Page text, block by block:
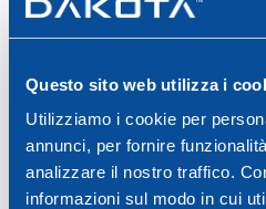
Questo sito web utilizza i
Utilizziamo i cookie per
annunci, per fornire
analizzare il nostro traffico.
informazioni sul modo in cui